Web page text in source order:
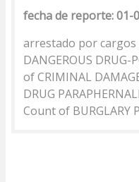
fecha de reporte: 01-
arrestado por cargos
DANGEROUS DRUG-
of CRIMINAL
DRUG
Count of BURGLARY